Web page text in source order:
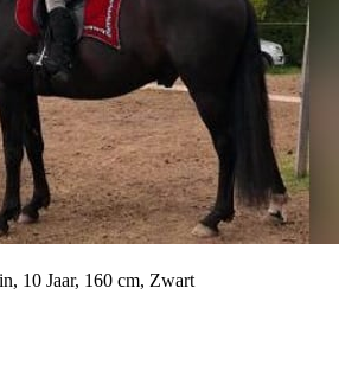
10 Jaar, 160 cm, Zwart